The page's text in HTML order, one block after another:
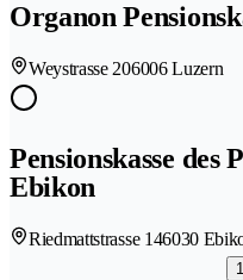
Organon
Weystrasse 206006 Luzern
Pensionskasse des
Ebikon
Riedmattstrasse 146030
1